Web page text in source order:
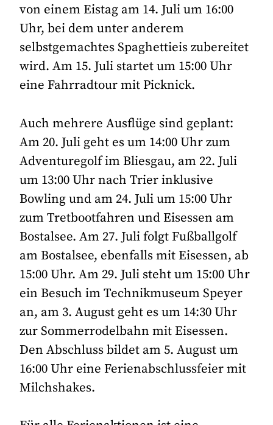
von einem Eistag am 14. Juli um 16:00
Uhr, bei dem unter anderem
selbstgemachtes Spaghettieis zubereitet
wird. Am 15. Juli startet um 15:00 Uhr
eine Fahrradtour mit Picknick.
Auch mehrere Ausflüge sind geplant:
Am 20. Juli geht es um 14:00 Uhr zum
Adventuregolf im Bliesgau, am 22. Juli
um 13:00 Uhr nach Trier inklusive
Bowling und am 24. Juli um 15:00 Uhr
zum Tretbootfahren und Eisessen am
Bostalsee. Am 27. Juli folgt Fußballgolf
am Bostalsee, ebenfalls mit Eisessen, ab
15:00 Uhr. Am 29. Juli steht um 15:00 Uhr
ein Besuch im Technikmuseum Speyer
an, am 3. August geht es um 14:30 Uhr
zur Sommerrodelbahn mit Eisessen.
Den Abschluss bildet am 5. August um
16:00 Uhr eine Ferienabschlussfeier mit
Milchshakes.